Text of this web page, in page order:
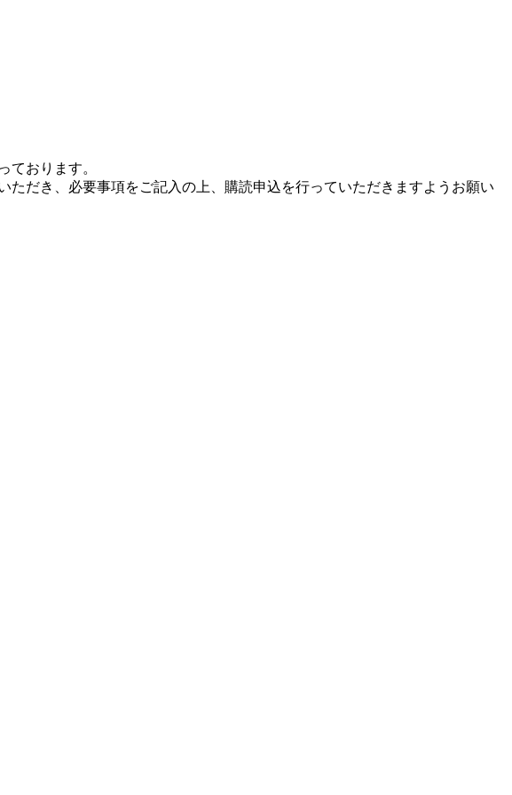
ております。
だき、必要事項をご記入の上、購読申込を行っていただきますようお願い